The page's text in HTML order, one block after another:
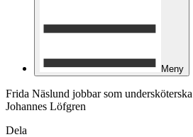
Meny
Frida Näslund jobbar som
Johannes Löfgren
Dela